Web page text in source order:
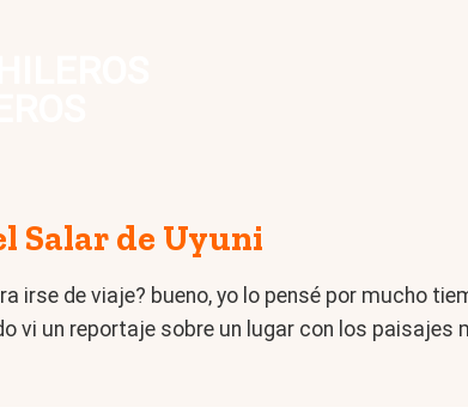
Salar de Uyuni
de viaje? bueno, yo lo pensé por mucho
un reportaje sobre un lugar con los paisajes